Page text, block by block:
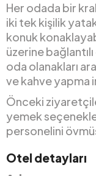
Her odada bir
iki tek kişilik
konuk
üzerine
oda olanakları
ve kahve yapma
Önceki
yemek
personelini
Otel detayları